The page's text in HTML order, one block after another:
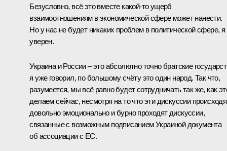
Безусловно, всё это вместе какой‑то ущерб
взаимоотношениям в экономической сфере может нанести.
Но у нас не будет никаких проблем в политической сфере, я
уверен.
Украина и России – это абсолютно точно братские
я уже говорил, по большому счёту это один народ. Так что,
разумеется, мы всё равно будет сотрудничать так же, как
делаем сейчас, несмотря на то что эти дискуссии
довольно эмоционально и бурно проходят дискуссии,
связанные с возможным подписанием Украиной документа
об ассоциации с ЕС.